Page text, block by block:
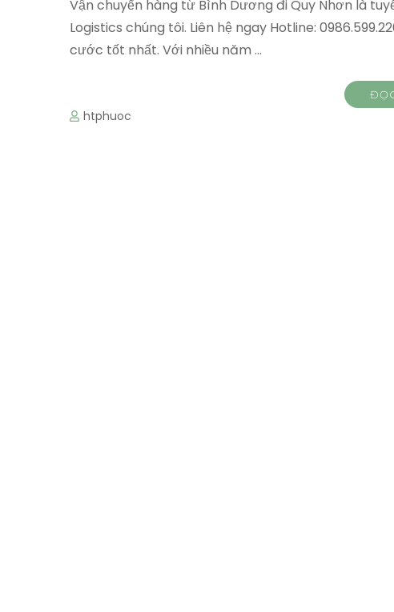
Vận chuyển hàng từ Bình Dương đi Quy Nhơn là
Logistics chúng tôi. Liên hệ ngay Hotline:
cước tốt nhất. Với nhiều năm …
htphuoc